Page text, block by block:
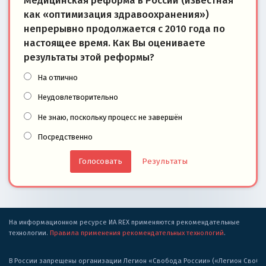
как «оптимизация здравоохранения»)
непрерывно продолжается с 2010 года по
настоящее время. Как Вы оцениваете
результаты этой реформы?
На отлично
Неудовлетворительно
Не знаю, поскольку процесс не завершён
Посредственно
Результаты
На информационном ресурсе ИА REX применяются рекомендательные
технологии. Правила применения рекомендательных технологий.
В России запрещены организации Легион «Свобода России» («Легион